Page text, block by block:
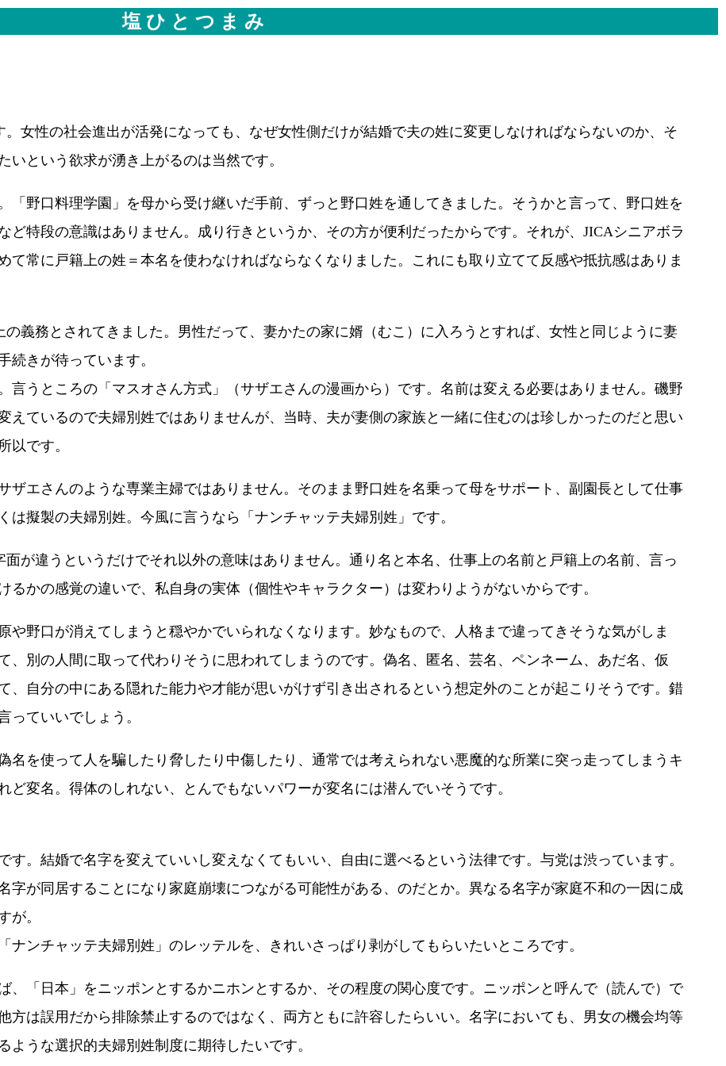
塩 ひ と つ ま み
女性の社会進出が活発になっても、なぜ女性側だけが結婚で夫の姓に変更しなければならないのか、そ
という欲求が湧き上がるのは当然です。
「野口料理学園」を母から受け継いだ手前、ずっと野口姓を通してきました。そうかと言って、野口姓を
ど特段の意識はありません。成り行きというか、その方が便利だったからです。それが、JICAシニアボラ
て常に戸籍上の姓＝本名を使わなければならなくなりました。これにも取り立てて反感や抵抗感はありま
義務とされてきました。男性だって、妻かたの家に婿（むこ）に入ろうとすれば、女性と同じように妻
続きが待っています。
言うところの「マスオさん方式」（サザエさんの漫画から）です。名前は変える必要はありません。磯野
えているので夫婦別姓ではありませんが、当時、夫が妻側の家族と一緒に住むのは珍しかったのだと思い
以です。
ザエさんのような専業主婦ではありません。そのまま野口姓を名乗って母をサポート、副園長として仕事
擬製の夫婦別姓。今風に言うなら「ナンチャッテ夫婦別姓」です。
が違うというだけでそれ以外の意味はありません。通り名と本名、仕事上の名前と戸籍上の名前、言っ
かの感覚の違いで、私自身の実体（個性やキャラクター）は変わりようがないからです。
や野口が消えてしまうと穏やかでいられなくなります。妙なもので、人格まで違ってきそうな気がしま
、別の人間に取って代わりそうに思われてしまうのです。偽名、匿名、芸名、ペンネーム、あだ名、仮
、自分の中にある隠れた能力や才能が思いがけず引き出されるという想定外のことが起こりそうです。錯
っていいでしょう。
名を使って人を騙したり脅したり中傷したり、通常では考えられない悪魔的な所業に突っ走ってしまうキ
変名。得体のしれない、とんでもないパワーが変名には潜んでいそうです。
。結婚で名字を変えていいし変えなくてもいい、自由に選べるという法律です。与党は渋っています。
字が同居することになり家庭崩壊につながる可能性がある、のだとか。異なる名字が家庭不和の一因に成
が。
ナンチャッテ夫婦別姓」のレッテルを、きれいさっぱり剥がしてもらいたいところです。
、「日本」をニッポンとするかニホンとするか、その程度の関心度です。ニッポンと呼んで（読んで）で
方は誤用だから排除禁止するのではなく、両方ともに許容したらいい。名字においても、男女の機会均等
うな選択的夫婦別姓制度に期待したいです。